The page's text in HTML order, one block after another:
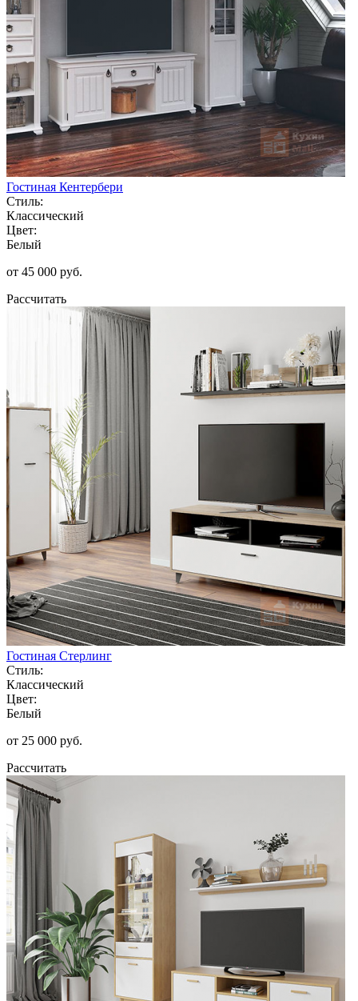
Гостиная Кентербери
Стиль:
Классический
Цвет:
Белый
от 45 000 руб.
Рассчитать
Гостиная Стерлинг
Стиль:
Классический
Цвет:
Белый
от 25 000 руб.
Рассчитать